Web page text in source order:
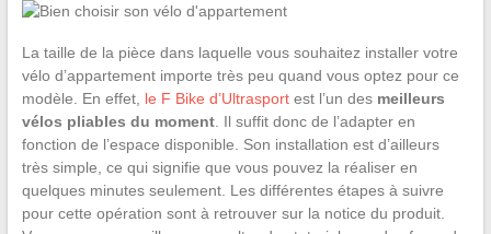
La taille de la pièce dans laquelle vous souhaitez installer votre
vélo d’appartement importe très peu quand vous optez pour ce
modèle. En effet, le F Bike d’Ultrasportest l’un des meilleurs
vélos pliables du moment. Il suffit donc de l’adapter en
fonction de l’espace disponible. Son installation est d’ailleurs
très simple, ce qui signifie que vous pouvez la réaliser en
quelques minutes seulement. Les différentes étapes à suivre
pour cette opération sont à retrouver sur la notice du produit.